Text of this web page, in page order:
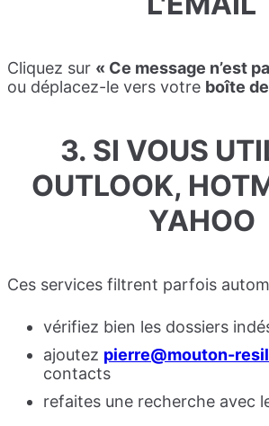
Cliquez sur « Ce message n’est
ou déplacez-le vers votre boîte
3. SI VOUS
OUTLOOK,
YAHOO
Ces services filtrent parfois
vérifiez bien les dossiers
ajoutez pierre@mouton-
contacts
refaites une recherche avec